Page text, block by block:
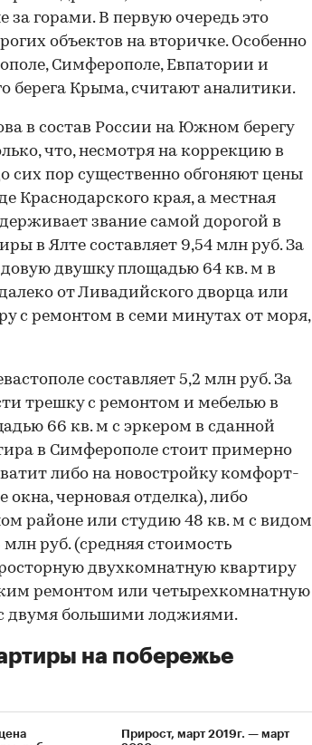
горами. В первую очередь это
объектов на вторичке. Особенно
Симферополе, Евпатории и
берега Крыма, считают аналитики.
в состав России на Южном берегу
что, несмотря на коррекцию в
сих пор существенно обгоняют цены
Краснодарского края, а местная
звание самой дорогой в
в Ялте составляет 9,54 млн руб. За
двушку площадью 64 кв. м в
от Ливадийского дворца или
с ремонтом в семи минутах от моря,
составляет 5,2 млн руб. За
трешку с ремонтом и мебелью в
66 кв. м с эркером в сданной
в Симферополе стоит примерно
либо на новостройку комфорт-
окна, черновая отделка), либо
районе или студию 48 кв. м с видом
руб. (средняя стоимость
двухкомнатную квартиру
ремонтом или четырехкомнатную
двумя большими лоджиями.
на побережье
Прирост, март 2019г. — март